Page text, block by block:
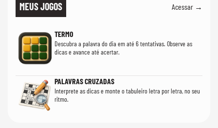
MEUS JOGOS Acessar →
TERMO
Descubra a palavra do dia em até 6 tentativas. Observe as
dicas e avance até acertar.
PALAVRAS CRUZADAS
Interprete as dicas e monte o tabuleiro letra por letra, no seu
ritmo.